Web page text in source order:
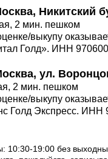
Никитский
2 мин. пешком
выкупу
Голд». ИНН
ул.
2 мин. пешком
выкупу
Голд Экспресс. ИНН
10:30-19:00 без